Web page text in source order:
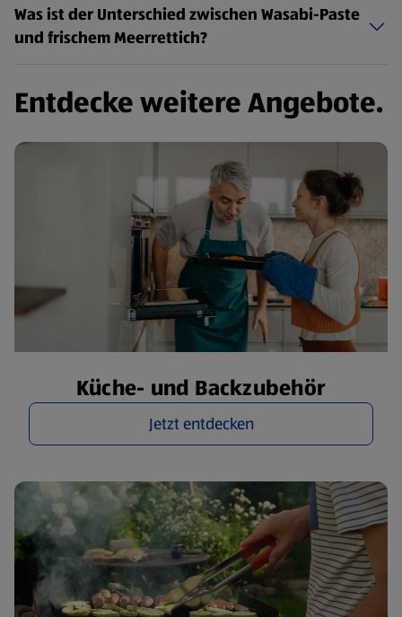
Was ist der Unterschied zwischen Wasabi-Paste
und frischem Meerrettich?
Entdecke weitere Angebote.
Küche- und Backzubehör
Jetzt entdecken